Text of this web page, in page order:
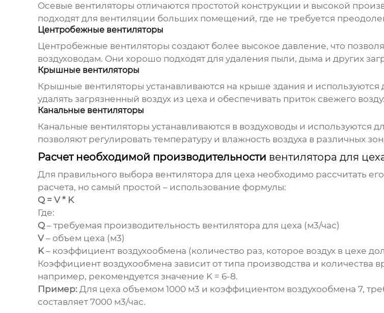
Осевые вентиляторы отличаются простотой конструкции и высокой
подходят для вентиляции больших помещений, где не требуется
Центробежные вентиляторы
Центробежные вентиляторы создают более высокое давление, что
воздуховодам. Они хорошо подходят для удаления пыли, дыма и других
Крышные вентиляторы
Крышные вентиляторы устанавливаются на крыше здания и
удалять загрязненный воздух из цеха и обеспечивать приток свежего
Канальные вентиляторы
Канальные вентиляторы устанавливаются в воздуховоды и используются
позволяют регулировать температуру и влажность воздуха в различных
Расчет необходимой производительности вентилятора для
Для правильного выбора вентилятора для цеха необходимо рассчитать
расчета, но самый простой – использование формулы:
Q = V * K
Где:
Q– требуемая производительность вентилятора для цеха (м3/час)
V– объем цеха (м3)
K– коэффициент воздухообмена (количество раз, которое воздух в цехе
Коэффициент воздухообмена зависит от типа производства и количества
например, рекомендуется значение K = 6-8.
Пример:Для цеха объемом 1000 м3 и коэффициентом воздухообмена 7,
составляет 7000 м3/час.